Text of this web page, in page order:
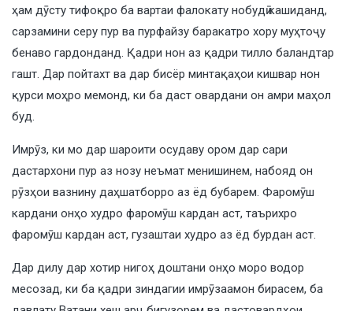
ҳам дӯсту тифоқро ба вартаи фалокату нобудӣ кашиданд,
сарзамини серу пур ва пурфайзу баракатро хору муҳтоҷу
бенаво гардонданд. Қадри нон аз қадри тилло баландтар
гашт. Дар пойтахт ва дар бисёр минтақаҳои кишвар нон
қурси моҳро мемонд, ки ба даст овардани он амри маҳол
буд.
Имрӯз, ки мо дар шароити осудаву ором дар сари
дастархони пур аз нозу неъмат менишинем, набояд он
рӯзҳои вазнину даҳшатборро аз ёд бубарем. Фаромӯш
кардани онҳо худро фаромӯш кардан аст, таърихро
фаромӯш кардан аст, гузаштаи худро аз ёд бурдан аст.
Дар дилу дар хотир нигоҳ доштани онҳо моро водор
месозад, ки ба қадри зиндагии имрӯзаамон бирасем, ба